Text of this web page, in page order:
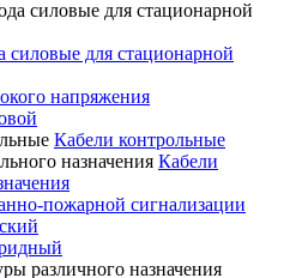
силовые для стационарной
напряжения
Кабели контрольные
Кабели
пожарной сигнализации